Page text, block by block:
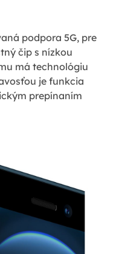
podpora 5G, pre
čip s nízkou
má technológiu
je funkcia
prepínaním